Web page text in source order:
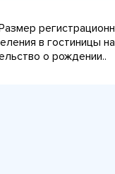
в гостиницы
о рождении..